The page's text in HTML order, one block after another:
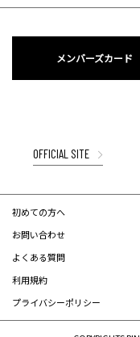
メンバーズカード
OFFICIAL SITE
初めての方へ
お問い合わせ
よくある質問
利用規約
プライバシーポリシー